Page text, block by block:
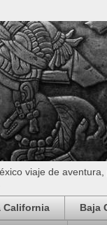
viaje de
California Baja